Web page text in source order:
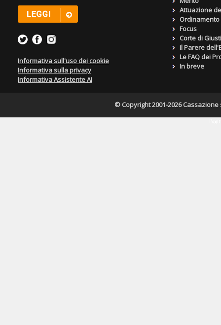
Informativa sull'uso dei cookie
Informativa sulla privacy
Informativa Assistente AI
Attuazione
Focus
Corte di
Il Parere
Le FAQ dei
In breve
© Copyright 2001-2026 Cassazione